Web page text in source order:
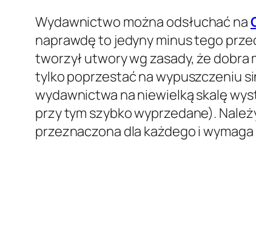
Wydawnictwo można odsłuchać na
naprawdę to jedyny minus tego
tworzył utwory wg zasady, że
tylko poprzestać na wypuszczeniu
wydawnictwa na niewielką skalę
przy tym szybko wyprzedane).
przeznaczona dla każdego i